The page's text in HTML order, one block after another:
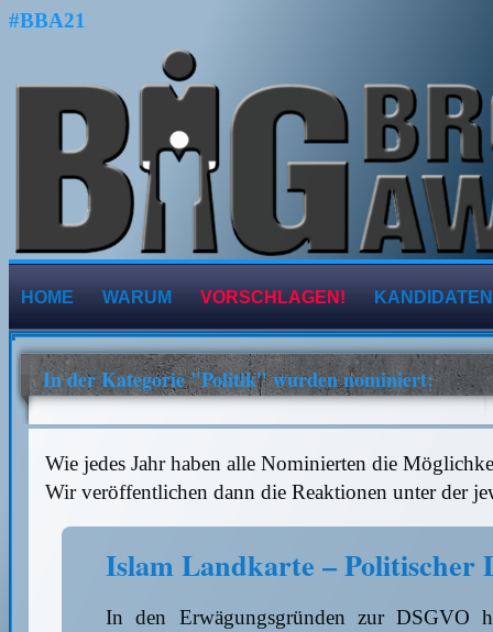
#BBA21
HOME WARUM VORSCHLAGEN! KANDIDATEN
In der Kategorie "Politik" wurden nominiert:
Wie jedes Jahr haben alle Nominierten die
Wir veröffentlichen dann die Reaktionen unter der
Islam Landkarte –
In den Erwägungsgründen zur DSGVO